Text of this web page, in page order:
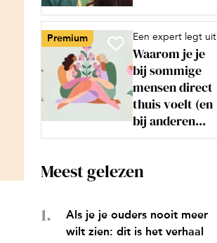
Premium Een expert legt uit
Waarom je je
bij sommige
mensen direct
thuis voelt (en
bij anderen...
Meest gelezen
Als je je ouders nooit meer
wilt zien: dit is het verhaal